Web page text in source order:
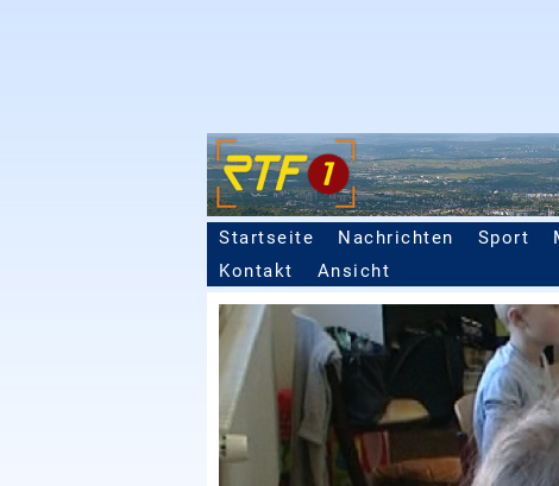
Seitennavigation
Startseite Nachrichten Sport
Kontakt
Ansicht